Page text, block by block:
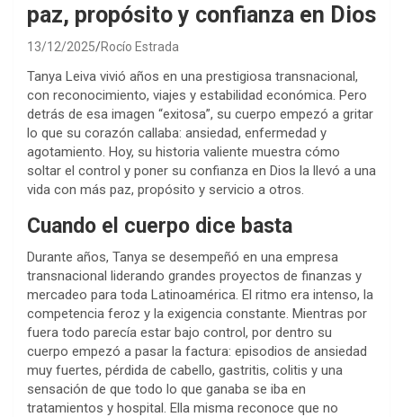
paz, propósito y confianza en Dios
13/12/2025 Rocío Estrada
Tanya Leiva vivió años en una prestigiosa transnacional,
con reconocimiento, viajes y estabilidad económica. Pero
detrás de esa imagen “exitosa”, su cuerpo empezó a gritar
lo que su corazón callaba: ansiedad, enfermedad y
agotamiento. Hoy, su historia valiente muestra cómo
soltar el control y poner su confianza en Dios la llevó a una
vida con más paz, propósito y servicio a otros.
Cuando el cuerpo dice basta
Durante años, Tanya se desempeñó en una empresa
transnacional liderando grandes proyectos de finanzas y
mercadeo para toda Latinoamérica. El ritmo era intenso, la
competencia feroz y la exigencia constante. Mientras por
fuera todo parecía estar bajo control, por dentro su
cuerpo empezó a pasar la factura: episodios de ansiedad
muy fuertes, pérdida de cabello, gastritis, colitis y una
sensación de que todo lo que ganaba se iba en
tratamientos y hospital. Ella misma reconoce que no